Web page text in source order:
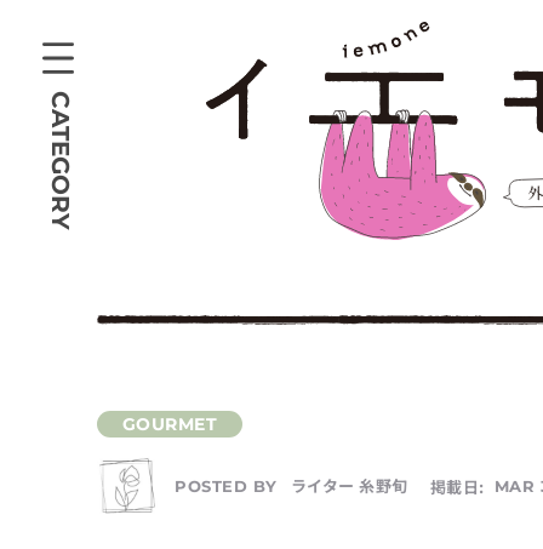
CATEGORY
POSTED BY ライター 糸野旬 掲載日: MAR